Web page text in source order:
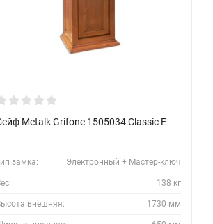
Metalk Grifone 1505034 Classic E
замка: Электронный + Мастер-ключ
138 кг
внешняя: 1730 мм